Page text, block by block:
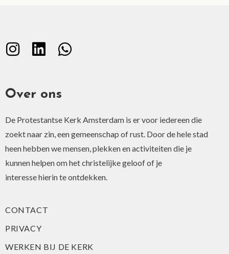
Over ons
De Protestantse Kerk Amsterdam is er voor iedereen die
zoekt naar zin, een gemeenschap of rust. Door de hele stad
heen hebben we mensen, plekken en activiteiten die je
kunnen helpen om het christelijke geloof of je
interesse hierin te ontdekken.
CONTACT
PRIVACY
WERKEN BIJ DE KERK